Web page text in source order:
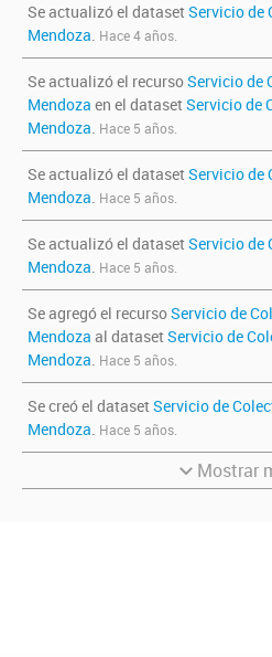
Se actualizó el dataset Servicio de
Mendoza. Hace 4 años.
Se actualizó el recursoServicio de
Mendoza en el dataset Servicio de
Mendoza. Hace 5 años.
Se actualizó el dataset Servicio de
Mendoza. Hace 5 años.
Se actualizó el dataset Servicio de
Mendoza. Hace 5 años.
Se agregó el recursoServicio de
Mendoza al dataset Servicio de
Mendoza. Hace 5 años.
Se creó el dataset Servicio de
Mendoza. Hace 5 años.
Mostrar